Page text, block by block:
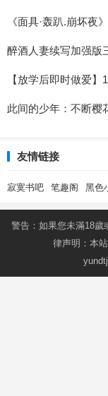
《面具·轰趴.崩坏夜
醉酒人妻续写加强版
【放学后即时做爱
此间的少年：不断樱
友情链接
寂寞书吧 笔趣阁 黑色
警告：如果您未滿18歲
律声明：本